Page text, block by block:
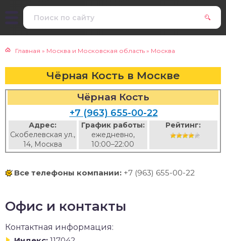
Главная » Москва и Московская область » Москва
Чёрная Кость в Москве
Чёрная Кость
+7 (963) 655-00-22
Адрес:
Скобелевская ул.,
14, Москва
График работы:
ежедневно,
10:00–22:00
Рейтинг:
Все телефоны компании: +7 (963) 655-00-22
Офис и контакты
Контактная информация: